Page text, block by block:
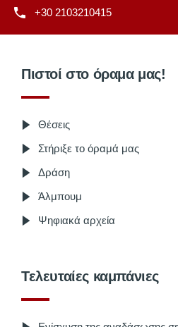
+30 2103210415
Πιστοί στο όραμα μας!
Θέσεις
Στήριξε το όραμά μας
Δράση
Άλμπουμ
Ψηφιακά αρχεία
Τελευταίες καμπάνιες